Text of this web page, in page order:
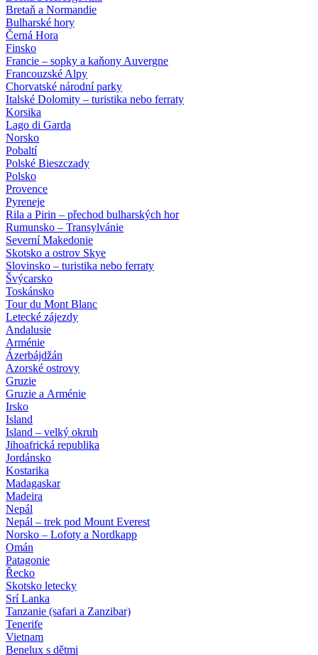
Bretaň a Normandie
Bulharské hory
Černá Hora
Finsko
Francie – sopky a kaňony Auvergne
Francouzské Alpy
Chorvatské národní parky
Italské Dolomity – turistika nebo ferraty
Korsika
Lago di Garda
Norsko
Pobaltí
Polské Bieszczady
Polsko
Provence
Pyreneje
Rila a Pirin – přechod bulharských hor
Rumunsko – Transylvánie
Severní Makedonie
Skotsko a ostrov Skye
Slovinsko – turistika nebo ferraty
Švýcarsko
Toskánsko
Tour du Mont Blanc
Letecké zájezdy
Andalusie
Arménie
Ázerbájdžán
Azorské ostrovy
Gruzie
Gruzie a Arménie
Irsko
Island
Island – velký okruh
Jihoafrická republika
Jordánsko
Kostarika
Madagaskar
Madeira
Nepál
Nepál – trek pod Mount Everest
Norsko – Lofoty a Nordkapp
Omán
Patagonie
Řecko
Skotsko letecky
Srí Lanka
Tanzanie (safari a Zanzibar)
Tenerife
Vietnam
Benelux s dětmi